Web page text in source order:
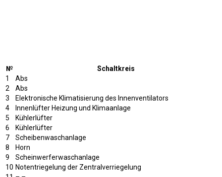
№
Schaltkreis
1
Abs
2
Abs
3
Elektronische Klimatisierung des Innenventilators
4
Innenlüfter Heizung und Klimaanlage
5
Kühlerlüfter
6
Kühlerlüfter
7
Scheibenwaschanlage
8
Horn
9
Scheinwerferwaschanlage
10 Notentriegelung der Zentralverriegelung